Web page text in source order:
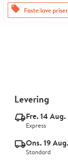
offers Faste lave priser
Levering
delivery_express_v2Fre. 14 Aug.
Express
delivery_standard_v2Ons. 19 Aug.
Standard